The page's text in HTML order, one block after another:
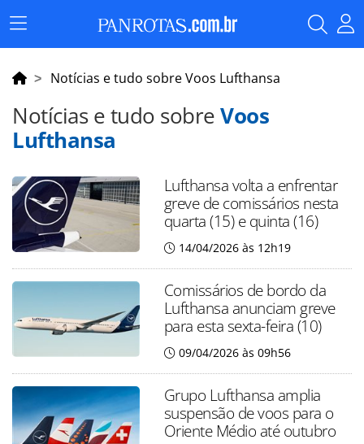
Menu
Principal
Notícias e tudo sobre Voos Lufthansa
Notícias e tudo sobreVoos
Lufthansa
Lufthansa volta a enfrentar
greve de comissários nesta
quarta (15) e quinta (16)
14/04/2026 às 12h19
Comissários de bordo da
Lufthansa anunciam greve
para esta sexta-feira (10)
09/04/2026 às 09h56
Grupo Lufthansa amplia
suspensão de voos para o
Oriente Médio até outubro